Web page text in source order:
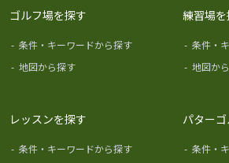
ゴルフ場を探す
- 条件・キーワードから探す
- 地図から探す
練習場
- 条件・
- 地図か
レッスンを探す
- 条件・キーワードから探す
パター
- 条件・